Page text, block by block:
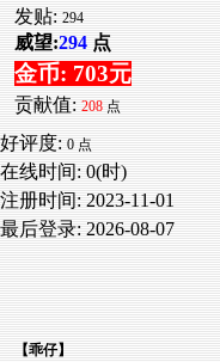
发贴: 294
威望:294 点
金币: 703元
贡献值: 208 点
好评度: 0 点
在线时间: 0(时)
注册时间: 2023-11-01
最后登录: 2026-08-07
【乖仔】